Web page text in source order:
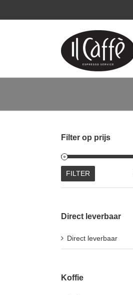
Filter op prijs
FILTER
Direct leverbaar
Direct leverbaar
Koffie